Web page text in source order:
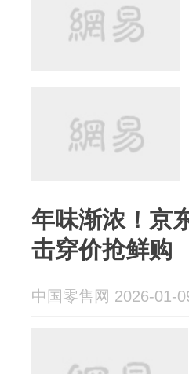
年味渐浓！京
击穿价抢鲜购
中国零售网 2026-01-